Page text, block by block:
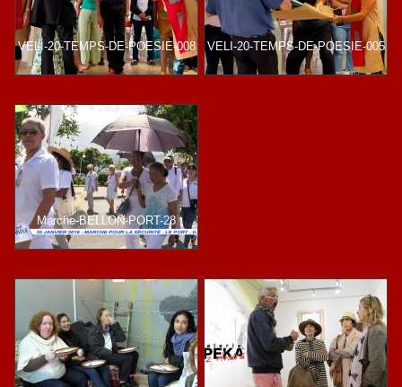
VELI-20-TEMPS-DE-POESIE-008 VELI-20-TEMPS-DE-POESIE-005
Marche-BELLON-PORT-28